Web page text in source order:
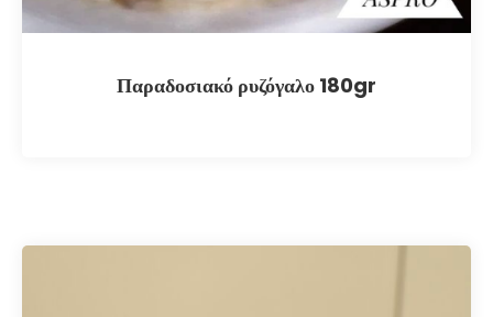
Παραδοσιακό ρυζόγαλο 180gr